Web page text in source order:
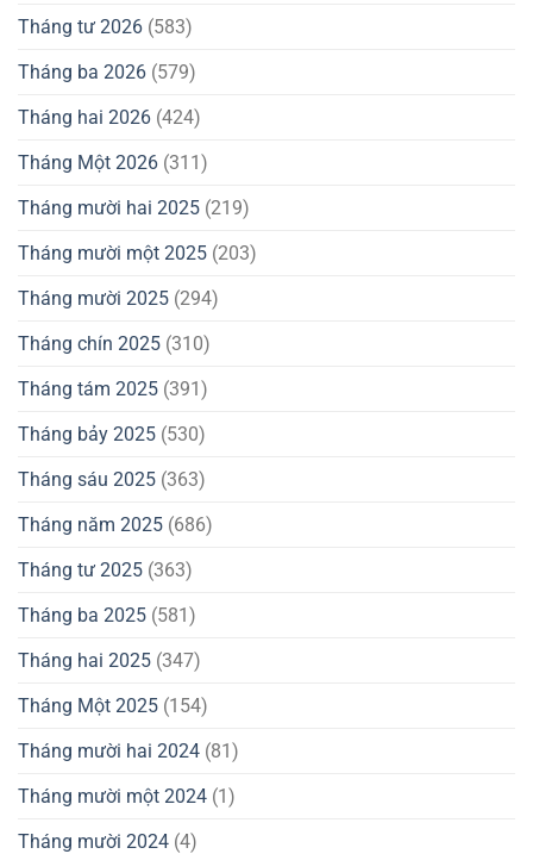
Tháng tư 2026 (583)
Tháng ba 2026 (579)
Tháng hai 2026 (424)
Tháng Một 2026 (311)
Tháng mười hai 2025 (219)
Tháng mười một 2025 (203)
Tháng mười 2025 (294)
Tháng chín 2025 (310)
Tháng tám 2025 (391)
Tháng bảy 2025 (530)
Tháng sáu 2025 (363)
Tháng năm 2025 (686)
Tháng tư 2025 (363)
Tháng ba 2025 (581)
Tháng hai 2025 (347)
Tháng Một 2025 (154)
Tháng mười hai 2024 (81)
Tháng mười một 2024 (1)
Tháng mười 2024 (4)